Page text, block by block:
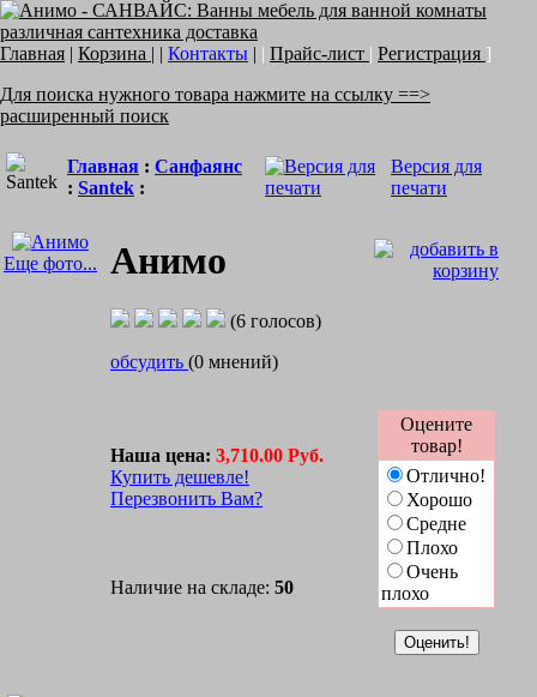
Главная | Корзина | | Контакты | | Прайс-лист | Регистрация ]
Для поиска нужного товара нажмите на ссылку ==>
расширенный поиск
Главная : Санфаянс
: Santek :
Версия для
печати
Еще фото... Анимо
(6 голосов)
обсудить (0 мнений)
Наша цена: 3,710.00 Руб.
Купить дешевле!
Перезвонить Вам?
Оцените
товар!
Отлично!
Хорошо
Средне
Плохо
Очень
плохо
Наличие на складе: 50